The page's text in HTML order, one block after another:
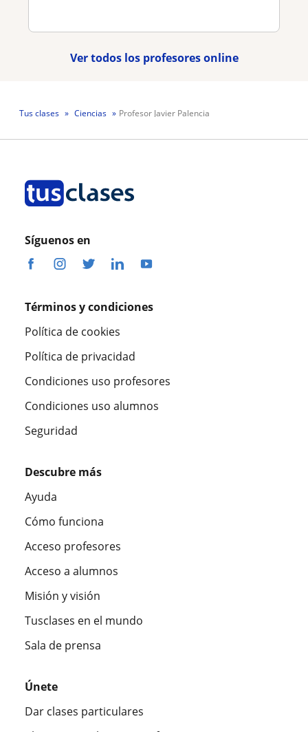
Ver todos los profesores online
Tus clases Ciencias Profesor Javier Palencia
Síguenos en
Términos y condiciones
Política de cookies
Política de privacidad
Condiciones uso profesores
Condiciones uso alumnos
Seguridad
Descubre más
Ayuda
Cómo funciona
Acceso profesores
Acceso a alumnos
Misión y visión
Tusclases en el mundo
Sala de prensa
Únete
Dar clases particulares